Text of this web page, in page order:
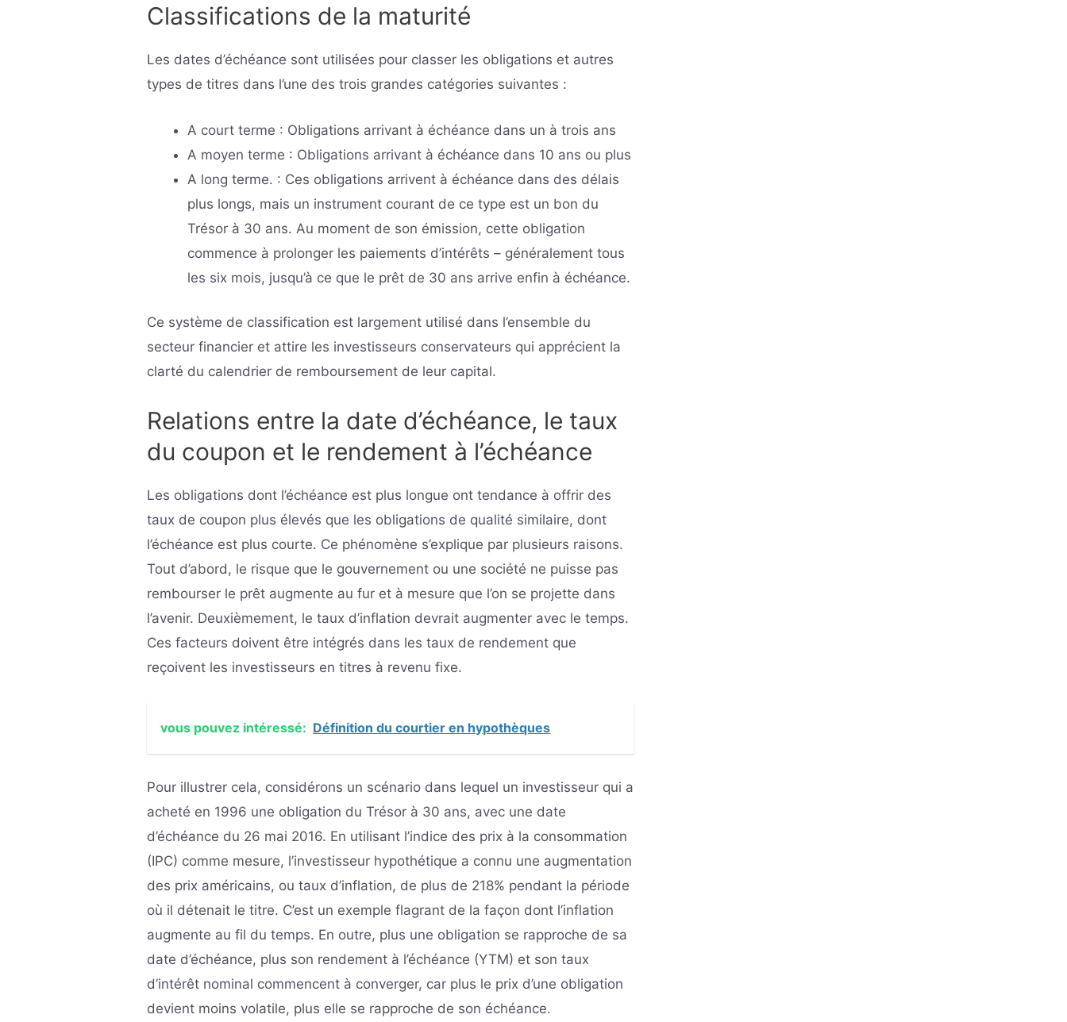
Classifications de la maturité
Les dates d’échéance sont utilisées pour classer les obligations et autres
types de titres dans l’une des trois grandes catégories suivantes :
A court terme : Obligations arrivant à échéance dans un à trois ans
A moyen terme : Obligations arrivant à échéance dans 10 ans ou plus
A long terme. : Ces obligations arrivent à échéance dans des délais
plus longs, mais un instrument courant de ce type est un bon du
Trésor à 30 ans. Au moment de son émission, cette obligation
commence à prolonger les paiements d’intérêts – généralement tous
les six mois, jusqu’à ce que le prêt de 30 ans arrive enfin à échéance.
Ce système de classification est largement utilisé dans l’ensemble du
secteur financier et attire les investisseurs conservateurs qui apprécient la
clarté du calendrier de remboursement de leur capital.
Relations entre la date d’échéance, le taux
du coupon et le rendement à l’échéance
Les obligations dont l’échéance est plus longue ont tendance à offrir des
taux de coupon plus élevés que les obligations de qualité similaire, dont
l’échéance est plus courte. Ce phénomène s’explique par plusieurs raisons.
Tout d’abord, le risque que le gouvernement ou une société ne puisse pas
rembourser le prêt augmente au fur et à mesure que l’on se projette dans
l’avenir. Deuxièmement, le taux d’inflation devrait augmenter avec le temps.
Ces facteurs doivent être intégrés dans les taux de rendement que
reçoivent les investisseurs en titres à revenu fixe.
vous pouvez intéressé: Définition du courtier en hypothèques
Pour illustrer cela, considérons un scénario dans lequel un investisseur qui a
acheté en 1996 une obligation du Trésor à 30 ans, avec une date
d’échéance du 26 mai 2016. En utilisant l’indice des prix à la consommation
(IPC) comme mesure, l’investisseur hypothétique a connu une augmentation
des prix américains, ou taux d’inflation, de plus de 218% pendant la période
où il détenait le titre. C’est un exemple flagrant de la façon dont l’inflation
augmente au fil du temps. En outre, plus une obligation se rapproche de sa
date d’échéance, plus son rendement à l’échéance (YTM) et son taux
d’intérêt nominal commencent à converger, car plus le prix d’une obligation
devient moins volatile, plus elle se rapproche de son échéance.